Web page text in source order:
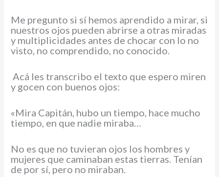
Me pregunto si sí hemos aprendido a mirar, si
nuestros ojos pueden abrirse a otras miradas
y multiplicidades antes de chocar con lo no
visto, no comprendido, no conocido.
Acá les transcribo el texto que espero miren
y gocen con buenos ojos:
«Mira Capitán, hubo un tiempo, hace mucho
tiempo, en que nadie miraba…
No es que no tuvieran ojos los hombres y
mujeres que caminaban estas tierras. Tenían
de por sí, pero no miraban.